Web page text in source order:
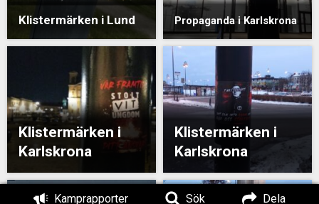
Kamprapporter Sök Dela
Klistermärken i Lund Propaganda i Karlskrona
Klistermärken i
Karlskrona
Klistermärken i
Karlskrona